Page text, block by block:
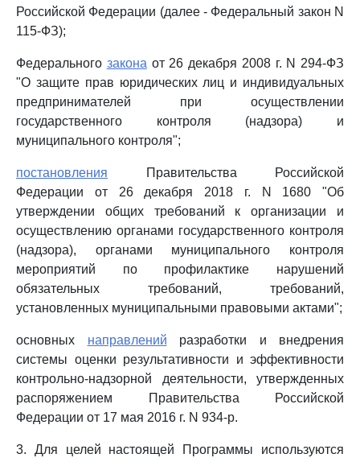
Российской Федерации (далее - Федеральный закон N
115-ФЗ);
Федерального закона от 26 декабря 2008 г. N 294-ФЗ
"О защите прав юридических лиц и индивидуальных
предпринимателей при осуществлении
государственного контроля (надзора) и
муниципального контроля";
постановления Правительства Российской
Федерации от 26 декабря 2018 г. N 1680 "Об
утверждении общих требований к организации и
осуществлению органами государственного контроля
(надзора), органами муниципального контроля
мероприятий по профилактике нарушений
обязательных требований, требований,
установленных муниципальными правовыми актами";
основных направлений разработки и внедрения
системы оценки результативности и эффективности
контрольно-надзорной деятельности, утвержденных
распоряжением Правительства Российской
Федерации от 17 мая 2016 г. N 934-р.
3. Для целей настоящей Программы используются